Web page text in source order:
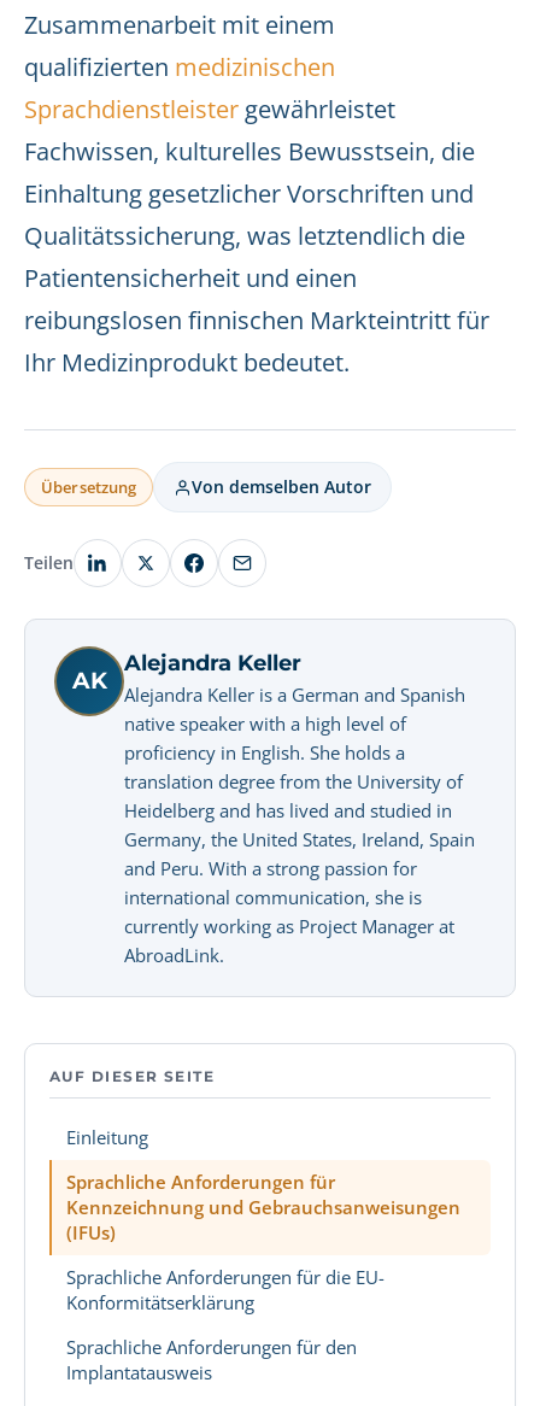
Zusammenarbeit mit einem
qualifizierten medizinischen
Sprachdienstleister gewährleistet
Fachwissen, kulturelles Bewusstsein, die
Einhaltung gesetzlicher Vorschriften und
Qualitätssicherung, was letztendlich die
Patientensicherheit und einen
reibungslosen finnischen Markteintritt für
Ihr Medizinprodukt bedeutet.
Übersetzung Von demselben Autor
Teilen
AK
Alejandra Keller
Alejandra Keller is a German and Spanish
native speaker with a high level of
proficiency in English. She holds a
translation degree from the University of
Heidelberg and has lived and studied in
Germany, the United States, Ireland, Spain
and Peru. With a strong passion for
international communication, she is
currently working as Project Manager at
AbroadLink.
AUF DIESER SEITE
Einleitung
Sprachliche Anforderungen für
Kennzeichnung und Gebrauchsanweisungen
(IFUs)
Sprachliche Anforderungen für die EU-
Konformitätserklärung
Sprachliche Anforderungen für den
Implantatausweis